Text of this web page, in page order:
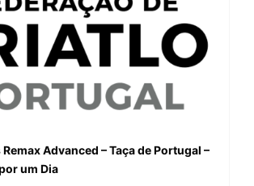
Advanced – Taça de Portugal –
um Dia